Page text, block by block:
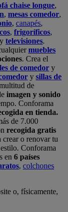
chaise longue,
, mesas comedor,
, canapés,
, frigoríficos,
televisiones.
muebles
. Crea el
de comedor y
y sillas de
de
imagen y sonido
Conforama
en tienda.
de 7.000
recogida gratis
crear o renovar tu
Conforama
en 6 países
, colchones
o, físicamente,